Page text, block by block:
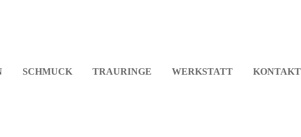
SCHMUCK TRAURINGE WERKSTATT KONTAKT